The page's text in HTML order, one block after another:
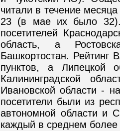
читали в течение
23 (в мае их было 32).
посетителей
область, а
Башкортостан. Рейтинг
пунктов, а Липецкой
Калининградской
Ивановской области -
посетители были из
автономной области и
каждый в среднем более